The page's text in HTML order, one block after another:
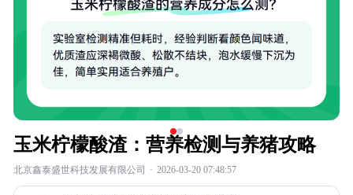
玉米柠檬酸渣：营养检测与养猪攻略
北京鑫泰盛世科技发展有限公司 · 2026-03-20 07:48:57